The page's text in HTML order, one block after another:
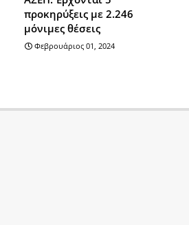
προκηρύξεις με 2.246
μόνιμες θέσεις
Φεβρουάριος 01, 2024